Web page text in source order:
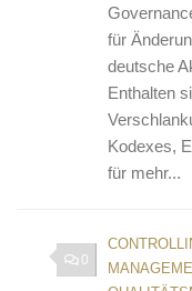
für
deutsche
Enthalten
Kodexes,
für mehr...
0